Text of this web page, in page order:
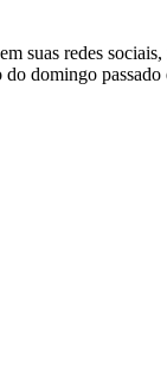
suas redes
do domingo